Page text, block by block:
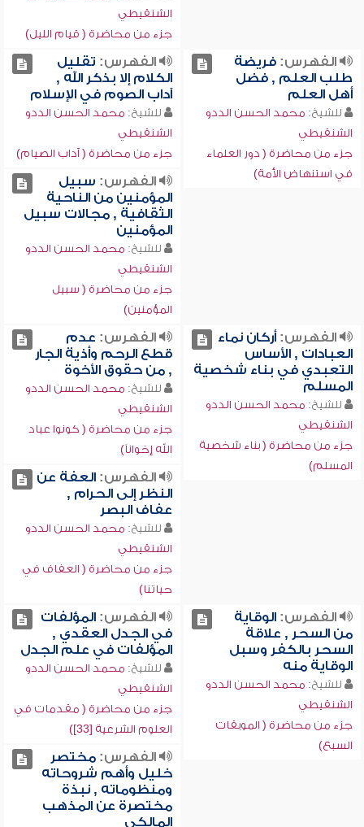
الشنقيطي
جزء من محاضرة ( قيام الليل)
الفهرس:فريضة
طلب العلم , فضل
أهل العلم
للشيخ: محمد الحسن الددو
الشنقيطي
جزء من محاضرة ( دور العلماء
في استنهاض الأمة)
الفهرس: تقليل
الكلام إلا بذكر الله ,
آداب الصوم في الإسلام
للشيخ: محمد الحسن الددو
الشنقيطي
جزء من محاضرة ( آداب الصيام)
الفهرس: سبيل
المؤمنين من الناحية
الثقافية , مجالات سبيل
المؤمنين
للشيخ: محمد الحسن الددو
الشنقيطي
جزء من محاضرة ( سبيل
المؤمنين)
الفهرس:أركان نماء
العبادات , الأساس
التعبدي في بناء شخصية
المسلم
للشيخ: محمد الحسن الددو
الشنقيطي
جزء من محاضرة ( بناء شخصية
المسلم)
الفهرس: عدم
قطع الرحم وأذية الجار
, من حقوق الأخوة
للشيخ: محمد الحسن الددو
الشنقيطي
جزء من محاضرة ( كونوا عباد
الله إخواناً)
الفهرس:العفة عن
النظر إلى الحرام ,
عفاف البصر
للشيخ: محمد الحسن الددو
الشنقيطي
جزء من محاضرة ( العفاف في
حياتنا)
الفهرس:الوقاية
من السحر , علاقة
السحر بالكفر وسبل
الوقاية منه
للشيخ: محمد الحسن الددو
الشنقيطي
جزء من محاضرة ( الموبقات
السبع)
الفهرس:المؤلفات
في الجدل العقدي ,
المؤلفات في علم الجدل
للشيخ: محمد الحسن الددو
الشنقيطي
جزء من محاضرة ( مقدمات في
العلوم الشرعية [33])
الفهرس:مختصر
خليل وأهم شروحاته
ومنظوماته , نبذة
مختصرة عن المذهب
المالكي